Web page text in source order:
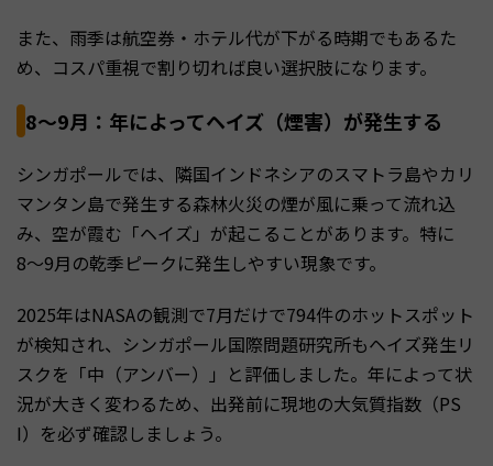
また、雨季は航空券・ホテル代が下がる時期でもあるた
め、コスパ重視で割り切れば良い選択肢になります。
8〜9月：年によってヘイズ（煙害）が発生する
シンガポールでは、隣国インドネシアのスマトラ島やカリ
マンタン島で発生する森林火災の煙が風に乗って流れ込
み、空が霞む「ヘイズ」が起こることがあります。特に
8〜9月の乾季ピークに発生しやすい現象です。
2025年はNASAの観測で7月だけで794件のホットスポット
が検知され、シンガポール国際問題研究所もヘイズ発生リ
スクを「中（アンバー）」と評価しました。年によって状
況が大きく変わるため、出発前に現地の大気質指数（PS
I）を必ず確認しましょう。